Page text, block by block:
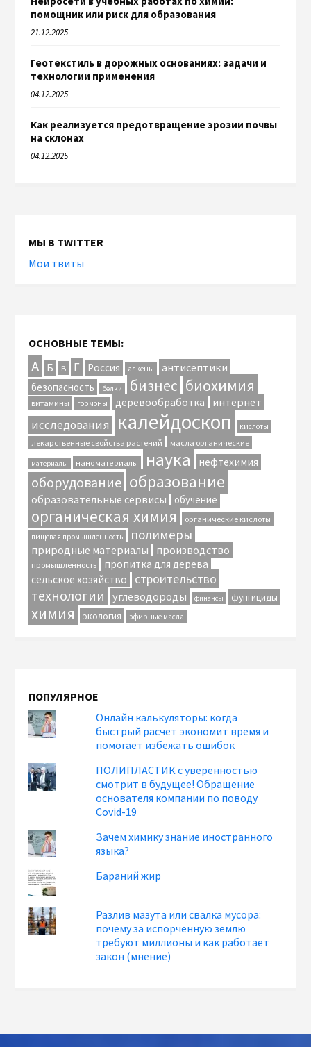
помощник или риск для образования
21.12.2025
Геотекстиль в дорожных основаниях: задачи и
технологии применения
04.12.2025
Как реализуется предотвращение эрозии почвы
на склонах
04.12.2025
МЫ В TWITTER
Мои твиты
ОСНОВНЫЕ ТЕМЫ:
А Б В Г Россия алкены антисептики
безопасность белки бизнес биохимия
витамины гормоны деревообработка интернет
исследования калейдоскоп кислоты
лекарственные свойства растений масла органические
материалы наноматериалы наука нефтехимия
оборудование образование
образовательные сервисы обучение
органическая химия органические кислоты
пищевая промышленность полимеры
природные материалы производство
промышленность
пропитка для дерева
сельское хозяйство
строительство
технологии углеводороды финансы фунгициды
химия экология эфирные масла
ПОПУЛЯРНОЕ
Онлайн калькуляторы: когда
быстрый расчет экономит время и
помогает избежать ошибок
ПОЛИПЛАСТИК с уверенностью
смотрит в будущее! Обращение
основателя компании по поводу
Covid-19
Зачем химику знание иностранного
языка?
Бараний жир
Разлив мазута или свалка мусора:
почему за испорченную землю
требуют миллионы и как работает
закон (мнение)